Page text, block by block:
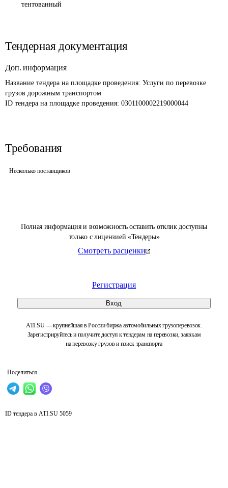
Полная информация и возможность оставить отклик доступны
только с лицензией «Тендеры»
Смотреть расценки
Регистрация
Вход
ATI.SU — крупнейшая в России биржа автомобильных грузоперевозок.
Зарегистрируйтесь и получите доступ к тендерам на перевозки, заявкам
на перевозку грузов и поиск транспорта
Поделиться
тентованный
Тендерная документация
Доп. информация
Название тендера на площадке проведения: Услуги по перевозке
грузов дорожным транспортом
ID тендера на площадке проведения: 0301100002219000044
Требования
Несколько поставщиков
ID тендера в ATI.SU 5059